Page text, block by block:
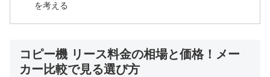
を考える
コピー機 リース料金の相場と価格！メー
カー比較で見る選び方